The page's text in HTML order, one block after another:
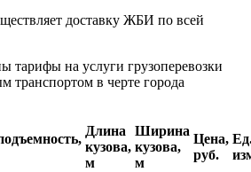
доставку ЖБИ по всей
тарифы на услуги грузоперевозки
транспортом в черте города
Длина
кузова,
м
Ширина
кузова,
м
Цена,
руб.